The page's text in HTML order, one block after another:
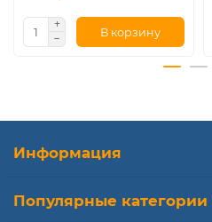
В корзину
Информация
Популярные категории